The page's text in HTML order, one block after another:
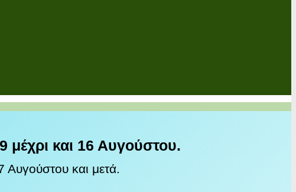
μέχρι και 16 Αυγούστου.
και μετά.